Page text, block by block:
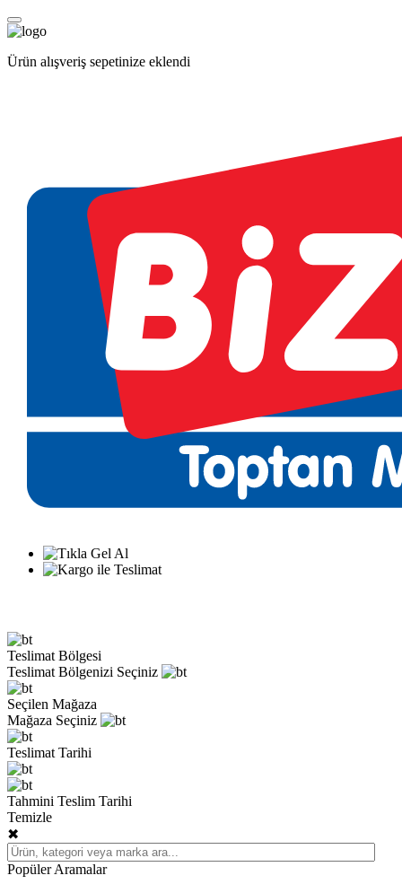
Ürün alışveriş sepetinize eklendi
Teslimat Bölgesi
Teslimat Bölgenizi Seçiniz
Seçilen Mağaza
Mağaza Seçiniz
Teslimat Tarihi
Tahmini Teslim Tarihi
Temizle
✖
Popüler Aramalar